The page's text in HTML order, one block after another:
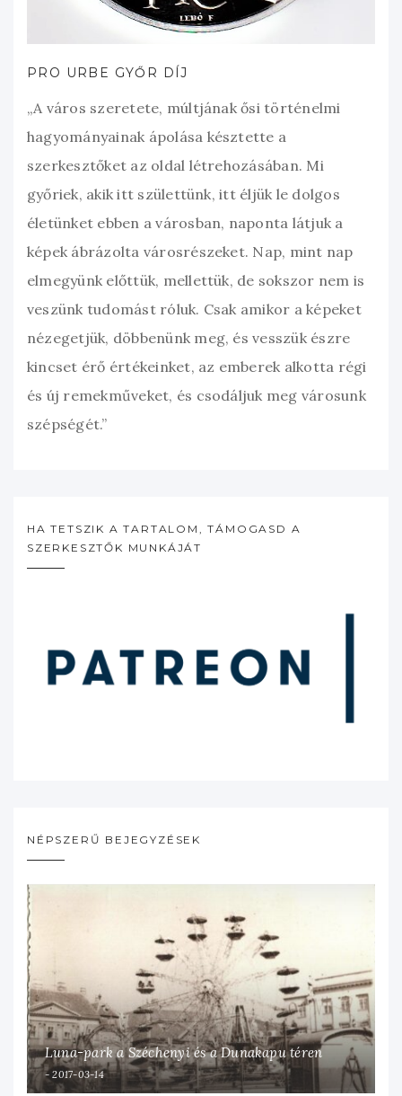
PRO URBE GYŐR DÍJ
„A város szeretete, múltjának ősi történelmi
hagyományainak ápolása késztette a
szerkesztőket az oldal létrehozásában. Mi
győriek, akik itt születtünk, itt éljük le dolgos
életünket ebben a városban, naponta látjuk a
képek ábrázolta városrészeket. Nap, mint nap
elmegyünk előttük, mellettük, de sokszor nem is
veszünk tudomást róluk. Csak amikor a képeket
nézegetjük, döbbenünk meg, és vesszük észre
kincset érő értékeinket, az emberek alkotta régi
és új remekműveket, és csodáljuk meg városunk
szépségét.”
HA TETSZIK A TARTALOM, TÁMOGASD A
SZERKESZTŐK MUNKÁJÁT
NÉPSZERŰ BEJEGYZÉSEK
Luna-park a Széchenyi és a Dunakapu téren
2017-03-14